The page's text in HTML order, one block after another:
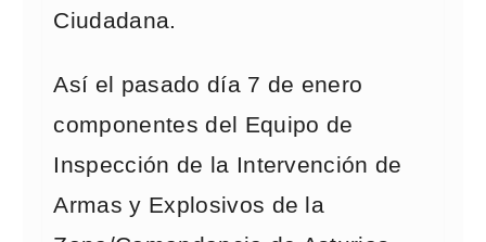
Ciudadana.
Así el pasado día 7 de enero
componentes del Equipo de
Inspección de la Intervención de
Armas y Explosivos de la